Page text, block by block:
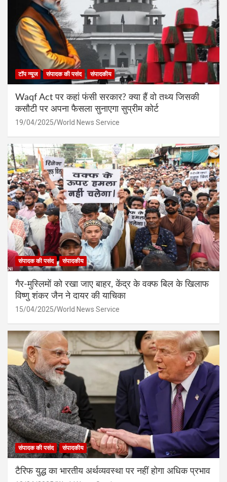
टॉप न्यूज संपादक की पसंद संपादकीय
Waqf Act पर कहां फंसी सरकार? क्या हैं वो तथ्य जिसकी
कसौटी पर अपना फैसला सुनाएगा सुप्रीम कोर्ट
19/04/2025 World News Service
संपादक की पसंद संपादकीय
गैर-मुस्लिमों को रखा जाए बाहर, केंद्र के वक्फ बिल के खिलाफ
विष्णु शंकर जैन ने दायर की याचिका
15/04/2025 World News Service
संपादक की पसंद संपादकीय
टैरिफ युद्ध का भारतीय अर्थव्यवस्था पर नहीं होगा अधिक प्रभाव